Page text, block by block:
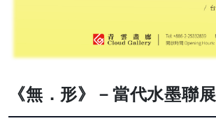
《無．形》－當代水墨聯展